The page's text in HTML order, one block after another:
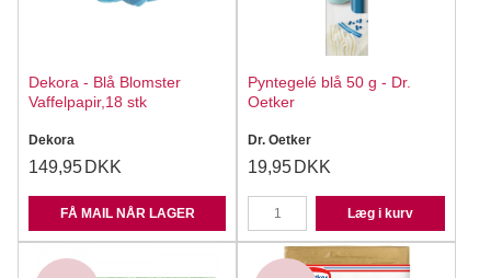
Dekora - Blå Blomster
Vaffelpapir,18 stk
Dekora
149,95 DKK
FÅ MAIL NÅR LAGER
Pyntegelé blå 50 g - Dr.
Oetker
Dr. Oetker
19,95 DKK
Læg i kurv